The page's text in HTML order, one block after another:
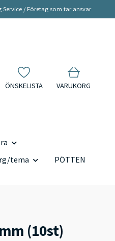
Service / Företag som tar ansvar
ÖNSKELISTA VARUKORG
tema
PÖTTEN
(10st)